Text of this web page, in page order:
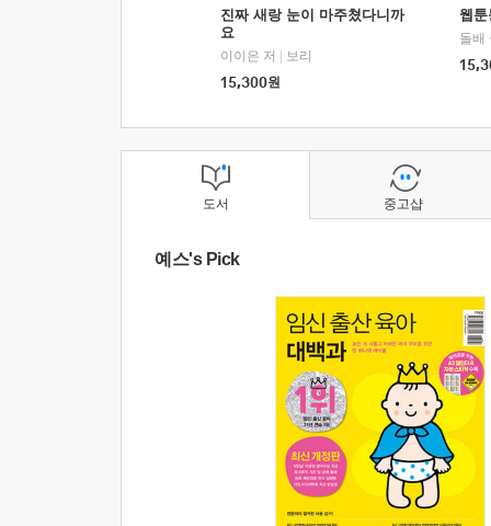
진짜 새랑 눈이 마주쳤다니까
요
이이은 저
보리
15,300원
웹
돌배
도서
예스's Pick
중고샵